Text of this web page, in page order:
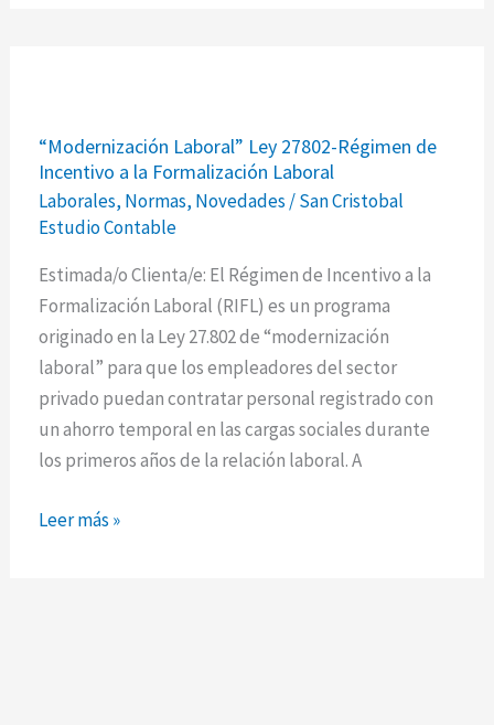
“Modernización Laboral” Ley 27802-Régimen de
Incentivo a la Formalización Laboral
Laborales, Normas, Novedades /San Cristobal
Estudio Contable
Estimada/o Clienta/e: El Régimen de Incentivo a la
Formalización Laboral (RIFL) es un programa
originado en la Ley 27.802 de “modernización
laboral” para que los empleadores del sector
privado puedan contratar personal registrado con
un ahorro temporal en las cargas sociales durante
los primeros años de la relación laboral. A
Laboral”
Ley
27802-
de
Incentivo
a
la
Formalización
Laboral
Leer más »